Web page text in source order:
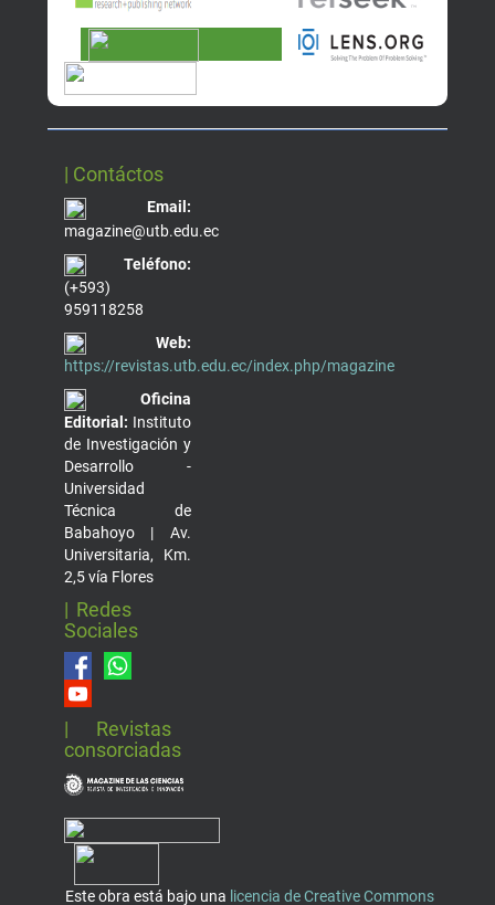
| Contáctos
Email:
magazine@utb.edu.ec
Teléfono:
(+593)
959118258
Web:
https://revistas.utb.edu.ec/index.php/magazine
Oficina
Editorial: Instituto
de Investigación y
Desarrollo -
Universidad
Técnica de
Babahoyo | Av.
Universitaria, Km.
2,5 vía Flores
| Redes
Sociales
| Revistas
consorciadas
Este obra está bajo una licencia de Creative Commons